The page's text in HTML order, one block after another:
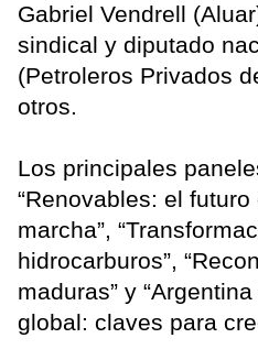
Gabriel Vendrell
sindical y diputado
(Petroleros Privados
otros.
Los principales
“Renovables: el
marcha”,
hidrocarburos”,
maduras” y
global: claves para